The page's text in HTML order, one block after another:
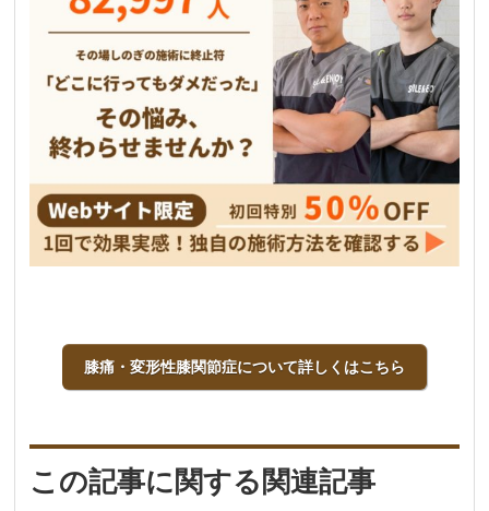
膝痛・変形性膝関節症について詳しくはこちら
この記事に関する関連記事